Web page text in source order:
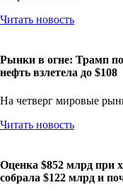
Читать новость
Рынки в огне: Трамп
нефть взлетела до $108
На четверг мировые
Читать новость
Оценка $852 млрд при
собрала $122 млрд и